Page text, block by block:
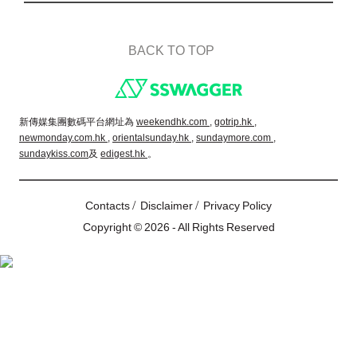
BACK TO TOP
新傳媒集團數碼平台網址為 weekendhk.com , gotrip.hk ,
newmonday.com.hk , orientalsunday.hk , sundaymore.com ,
sundaykiss.com及 edigest.hk 。
Contacts/ Disclaimer/ Privacy Policy
Copyright © 2026 - All Rights Reserved